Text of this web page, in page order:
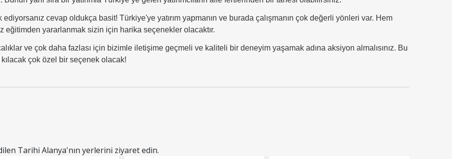
ediyorsanız cevap oldukça basit! Türkiye'ye yatırım yapmanın ve burada çalışmanın çok değerli yönleri var. Hem
eğitimden yararlanmak sizin için harika seçenekler olacaktır.
ve çok daha fazlası için bizimle iletişime geçmeli ve kaliteli bir deneyim yaşamak adına aksiyon almalısınız. Bu
kılacak çok özel bir seçenek olacak!
Tarihi Alanya'nın yerlerini ziyaret edin.